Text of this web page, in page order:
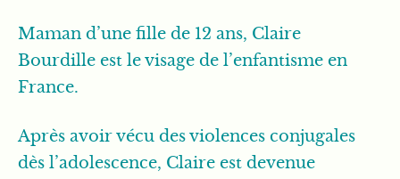
Maman d’une fille de 12 ans, Claire
Bourdille est le visage de l’enfantisme en
France.
Après avoir vécu des violences conjugales
dès l’adolescence, Claire est devenue